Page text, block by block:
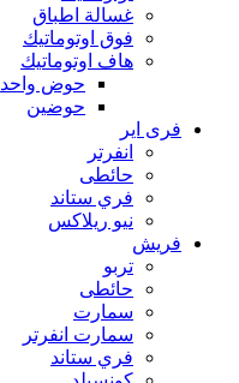
غسالة اطباق
فوق اوتوماتيك
هاف اوتوماتيك
حوض واحد
حوضين
فرى اير
انفرتر
حائطى
فري ستاند
نيو ريلاكس
فريش
تربو
حائطى
سمارت
سمارت انفرتر
فري ستاند